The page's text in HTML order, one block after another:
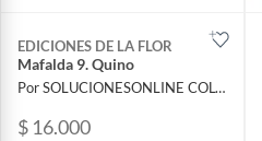
EDICIONES DE LA FLOR
Mafalda 9. Quino
Por SOLUCIONESONLINE COLOMBIA SAS
$ 16.000